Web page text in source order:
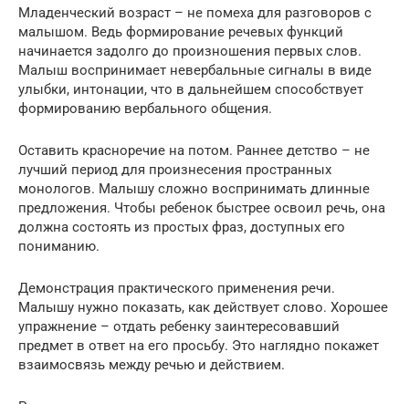
Младенческий возраст – не помеха для разговоров с
малышом. Ведь формирование речевых функций
начинается задолго до произношения первых слов.
Малыш воспринимает невербальные сигналы в виде
улыбки, интонации, что в дальнейшем способствует
формированию вербального общения.
Оставить красноречие на потом. Раннее детство – не
лучший период для произнесения пространных
монологов. Малышу сложно воспринимать длинные
предложения. Чтобы ребенок быстрее освоил речь, она
должна состоять из простых фраз, доступных его
пониманию.
Демонстрация практического применения речи.
Малышу нужно показать, как действует слово. Хорошее
упражнение – отдать ребенку заинтересовавший
предмет в ответ на его просьбу. Это наглядно покажет
взаимосвязь между речью и действием.